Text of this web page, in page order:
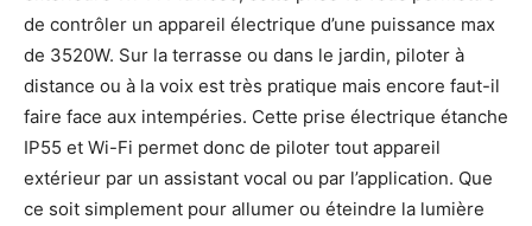
de contrôler un appareil électrique d’une puissance max
de 3520W. Sur la terrasse ou dans le jardin, piloter à
distance ou à la voix est très pratique mais encore faut-il
faire face aux intempéries. Cette prise électrique étanche
IP55 et Wi-Fi permet donc de piloter tout appareil
extérieur par un assistant vocal ou par l’application. Que
ce soit simplement pour allumer ou éteindre la lumière